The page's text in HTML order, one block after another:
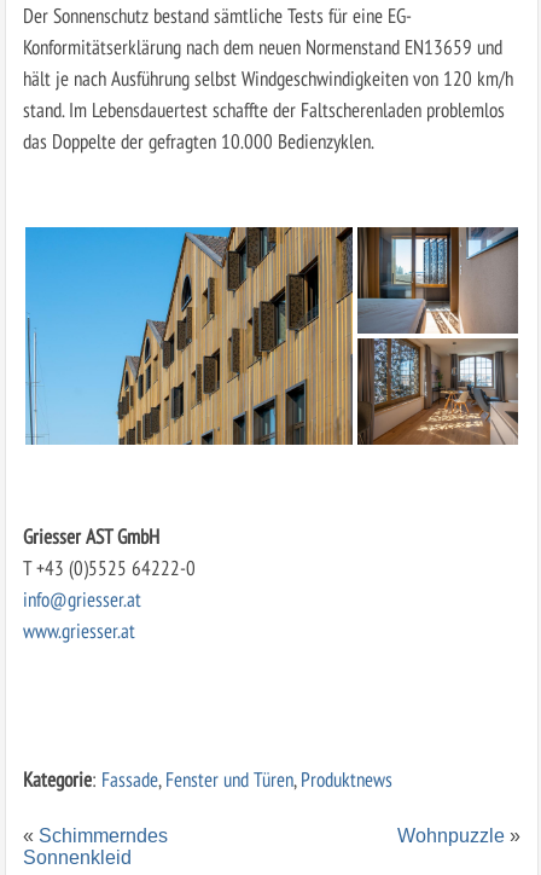
Der Sonnenschutz bestand sämtliche Tests für eine EG-
Konformitätserklärung nach dem neuen Normenstand EN13659 und
hält je nach Ausführung selbst Windgeschwindigkeiten von 120 km/h
stand. Im Lebensdauertest schaffte der Faltscherenladen problemlos
das Doppelte der gefragten 10.000 Bedienzyklen.
Griesser AST GmbH
T +43 (0)5525 64222-0
info@griesser.at
www.griesser.at
Kategorie: Fassade,Fenster und Türen,Produktnews
« Schimmerndes
Sonnenkleid
Wohnpuzzle »